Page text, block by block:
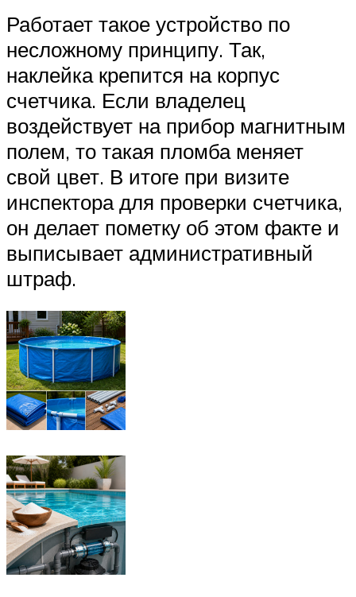
Работает такое устройство по
несложному принципу. Так,
наклейка крепится на корпус
счетчика. Если владелец
воздействует на прибор магнитным
полем, то такая пломба меняет
свой цвет. В итоге при визите
инспектора для проверки счетчика,
он делает пометку об этом факте и
выписывает административный
штраф.